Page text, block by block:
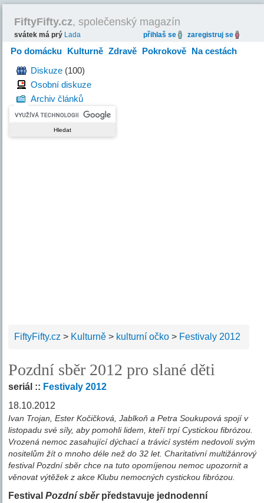
FiftyFifty.cz, společenský magazín
svátek má prý Lada přihlaš se zaregistruj se
Po domácku Kulturně Zdravě Pokrokově Na cestách
HravěDiskuze (100)
Osobní diskuze
Archiv článků
FiftyFifty.cz > Kulturně > kulturní očko > Festivaly 2012
Pozdní sběr 2012 pro slané děti
seriál :: Festivaly 2012
18.10.2012
Ivan Trojan, Ester Kočičková, Jablkoň a Petra Soukupová spojí v
listopadu své síly, aby pomohli lidem, kteří trpí Cystickou fibrózou.
Vrozená nemoc zasahující dýchací a trávicí systém nedovolí svým
nositelům žít o mnoho déle než do 32 let. Charitativní multižánrový
festival Pozdní sběr chce na tuto opomíjenou nemoc upozornit a
věnovat výtěžek z akce Klubu nemocných cystickou fibrózou.
FestivalPozdní sběrpředstavuje jednodenní